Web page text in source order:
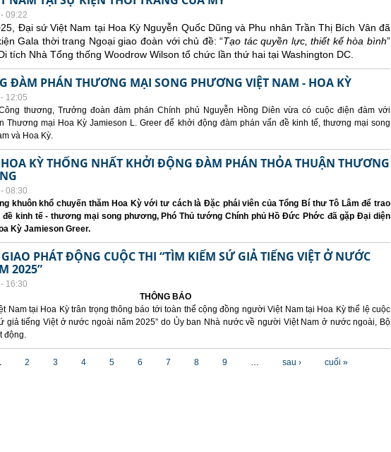
09:22
Đại sứ Việt Nam tại Hoa Kỳ Nguyễn Quốc Dũng và Phu nhân Trần Thị Bích Vân đã
Gala thời trang Ngoại giao đoàn với chủ đề: “Tạo tác quyền lực, thiết kế hòa bình”
tích Nhà Tổng thống Woodrow Wilson tổ chức lần thứ hai tại Washington DC.
ĐÀM PHÁN THƯƠNG MẠI SONG PHƯƠNG VIỆT NAM - HOA KỲ
12:05
thương, Trưởng đoàn đàm phán Chính phủ Nguyễn Hồng Diên vừa có cuộc điện đàm với
Thương mại Hoa Kỳ Jamieson L. Greer để khởi động đàm phán vấn đề kinh tế, thương mại song
và Hoa Kỳ.
KỲ THỐNG NHẤT KHỞI ĐỘNG ĐÀM PHÁN THỎA THUẬN THƯƠNG
08:30
khuôn khổ chuyến thăm Hoa Kỳ với tư cách là Đặc phái viên của Tổng Bí thư Tô Lâm để trao
đề kinh tế - thương mại song phương, Phó Thủ tướng Chính phủ Hồ Đức Phớc đã gặp Đại diện
Kỳ Jamieson Greer.
PHÁT ĐỘNG CUỘC THI “TÌM KIẾM SỨ GIẢ TIẾNG VIỆT Ở NƯỚC
2025”
16:30
THÔNG BÁO
Nam tại Hoa Kỳ trân trọng thông báo tới toàn thể cộng đồng người Việt Nam tại Hoa Kỳ thể lệ cuộc
giả tiếng Việt ở nước ngoài năm 2025” do Ủy ban Nhà nước về người Việt Nam ở nước ngoài, Bộ
động.
2 3 4 5 6 7 8 9 … sau › cuối »